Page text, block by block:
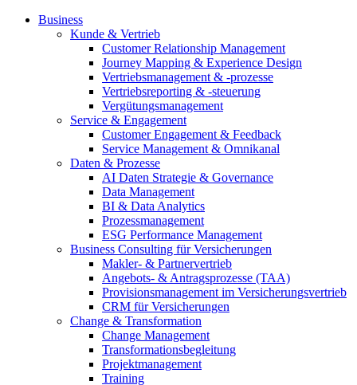
Business
Kunde & Vertrieb
Customer Relationship Management
Journey Mapping & Experience Design
Vertriebsmanagement & -prozesse
Vertriebsreporting & -steuerung
Vergütungsmanagement
Service & Engagement
Customer Engagement & Feedback
Service Management & Omnikanal
Daten & Prozesse
AI Daten Strategie & Governance
Data Management
BI & Data Analytics
Prozessmanagement
ESG Performance Management
Business Consulting für Versicherungen
Makler- & Partnervertrieb
Angebots- & Antragsprozesse (TAA)
Provisionsmanagement im Versicherungsvertrieb
CRM für Versicherungen
Change & Transformation
Change Management
Transformationsbegleitung
Projektmanagement
Training